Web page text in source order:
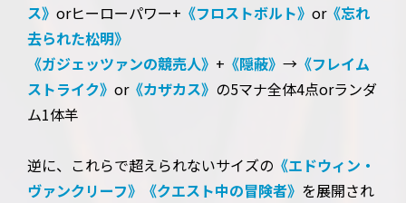
ス》 orヒーローパワー+ 《フロストボルト》 or《忘れ
去られた松明》
《ガジェッツァンの競売人》 + 《隠蔽》 → 《フレイム
ストライク》 or《カザカス》 の5マナ全体4点orランダ
ム1体羊
逆に、これらで超えられないサイズの 《エドウィン・
ヴァンクリーフ》
《クエスト中の冒険者》 を展開され